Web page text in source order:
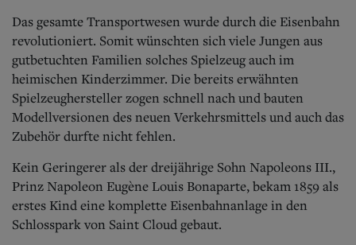
Das gesamte Transportwesen wurde durch die Eisenbahn
revolutioniert. Somit wünschten sich viele Jungen aus
gutbetuchten Familien solches Spielzeug auch im
heimischen Kinderzimmer. Die bereits erwähnten
Spielzeughersteller zogen schnell nach und bauten
Modellversionen des neuen Verkehrsmittels und auch das
Zubehör durfte nicht fehlen.
Kein Geringerer als der dreijährige Sohn Napoleons III.,
Prinz Napoleon Eugène Louis Bonaparte, bekam 1859 als
erstes Kind eine komplette Eisenbahnanlage in den
Schlosspark von Saint Cloud gebaut.